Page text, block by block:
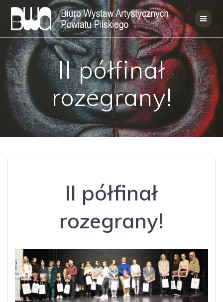
Skip
to
content
II półfinał
rozegrany!
II półfinał
rozegrany!